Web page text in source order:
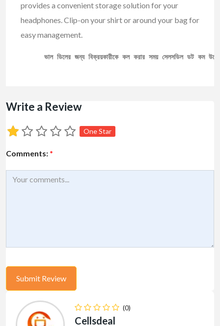
provides a convenient storage solution for your
headphones. Clip-on your shirt or around your bag for
easy management.
ভাল ডিলের জন্য বিক্রয়কারীকে কল করার সময় সেলসডিল ডট কম
Write a Review
One Star
Comments: *
(0)
Cellsdeal